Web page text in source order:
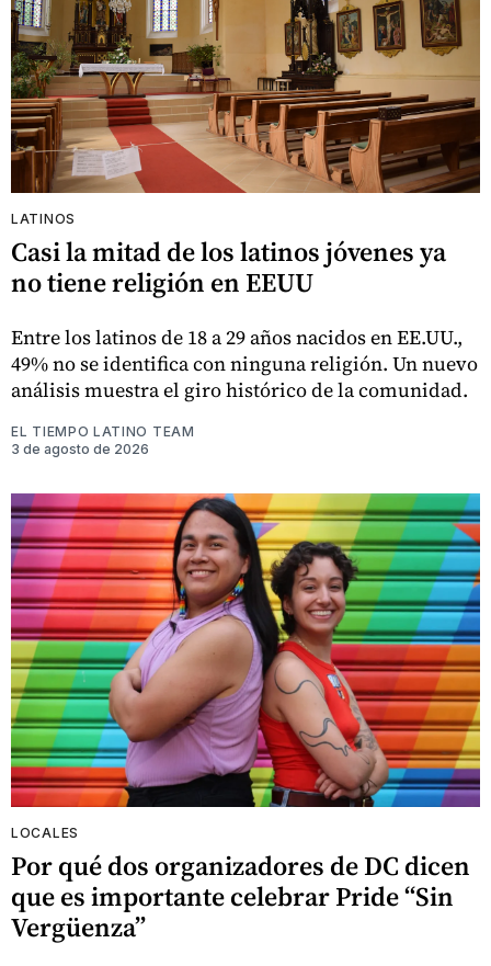
LATINOS
Casi la mitad de los latinos jóvenes ya
no tiene religión en EEUU
Entre los latinos de 18 a 29 años nacidos en EE.UU.,
49% no se identifica con ninguna religión. Un nuevo
análisis muestra el giro histórico de la comunidad.
EL TIEMPO LATINO TEAM
3 de agosto de 2026
LOCALES
Por qué dos organizadores de DC dicen
que es importante celebrar Pride “Sin
Vergüenza”